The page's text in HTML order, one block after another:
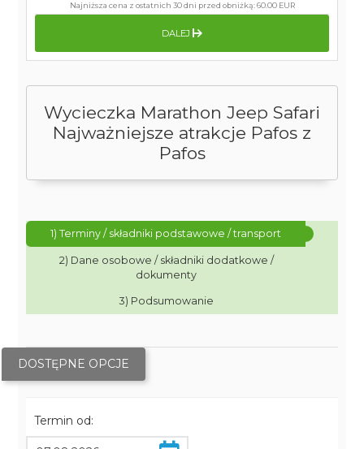
Wycieczka Marathon Jeep Safari
Najważniejsze atrakcje Pafos z
Pafos
1) Terminy / składniki podstawowe / transport
2) Dane osobowe / składniki dodatkowe /
dokumenty
3) Podsumowanie
DOSTĘPNE OPCJE
Termin od:
Najniższa cena z ostatnich 30 dni przed obniżką:60.00 EUR
DALEJ